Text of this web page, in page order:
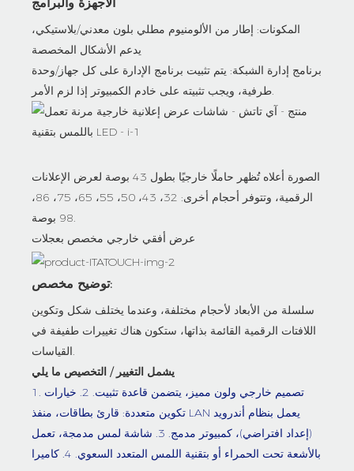
الأجهزة والبرامج
المكونات: إطار من الألومنيوم مطلي بلون معدني/بلاستيكي،
يدعم الأشكال المخصصة
برنامج إدارة الشبكة: يتم تثبيت برنامج الإدارة على كل جهاز/وحدة
طرفية، ويجب تثبيته على خادم الكمبيوتر إذا لزم الأمر.
الصورة أعلاه تُظهر حاملًا خارجيًا بطول 43 بوصة لعرض الإعلانات
الرقمية، وتتوفر أحجام أخرى: 32، 43، 50، 55، 65، 75، 86،
98 بوصة.
عرض أفقي خارجي مخصص بعجلات
توضيح مخصص:
سلسلة من الأبعاد لأحجام مختلفة، وعندما يختلف شكل وتكوين
اللافتات الرقمية القائمة بذاتها، ستكون هناك تغييرات طفيفة في
يشمل التغيير / التخصيص ما يلي
1. تصميم خارجي ولون مميز، يتضمن قاعدة تثبيت. 2. خيارات
تكوين متعددة: قارئ بطاقات، منفذ LAN يعمل بنظام أندرويد
(إعداد افتراضي)، كمبيوتر مدمج. 3. شاشة لمس مدمجة، تعمل
بالأشعة تحت الحمراء أو بتقنية اللمس المتعدد السعوي. 4. كاميرا